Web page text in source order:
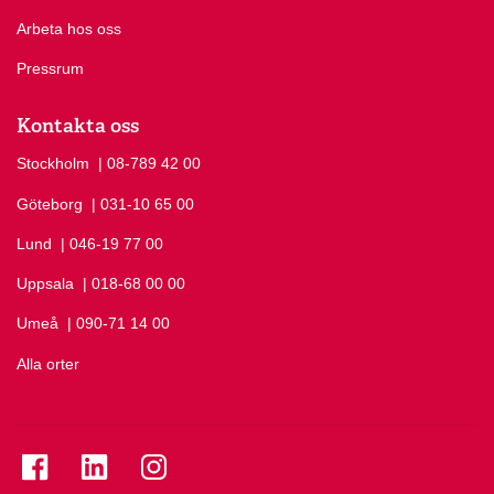
Arbeta hos oss
Pressrum
Kontakta oss
Stockholm Ring Stockholm på
| 08-789 42 00
Göteborg Ring Göteborg på
| 031-10 65 00
Lund Ring Lund på
| 046-19 77 00
Uppsala Ring Uppsala på
| 018-68 00 00
Umeå Ring Umeå på
| 090-71 14 00
Alla orter
Se folkuniversitetet på Facebook
Se folkuniversitetet på LinkedIn